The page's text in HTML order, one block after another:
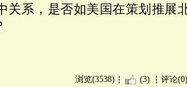
关系，是否如美国在策划推展
浏览(3538) (3) 评论(0)